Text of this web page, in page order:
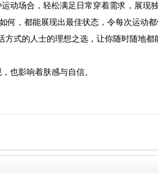
动场合，轻松满足日常穿着需求，展现独
，都能展现出最佳状态，令每次运动都
式的人士的理想之选，让你随时随地都
也影响着肤感与自信。